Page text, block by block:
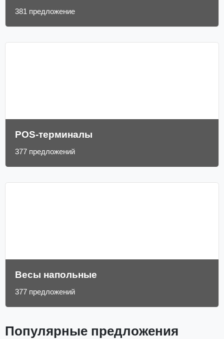
381 предложение
POS-терминалы
377 предложений
Весы напольные
377 предложений
Популярные предложения